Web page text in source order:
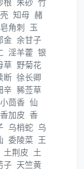
知母 赭
皂角刺 玉
金 余甘子
淫羊藿 银
草 野菊花
断 徐长卿
辛 豨莶草
小茴香 仙
香加皮 香
乌梢蛇 乌
委陵菜 王
土荆皮 土
子 天竺黄